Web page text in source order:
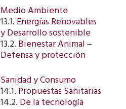
Medio Ambiente
13.1.Energías Renovables
y Desarrollo sostenible
13.2.Bienestar Animal –
Defensa y protección
Sanidad y Consumo
14.1.Propuestas Sanitarias
14.2.De la tecnología